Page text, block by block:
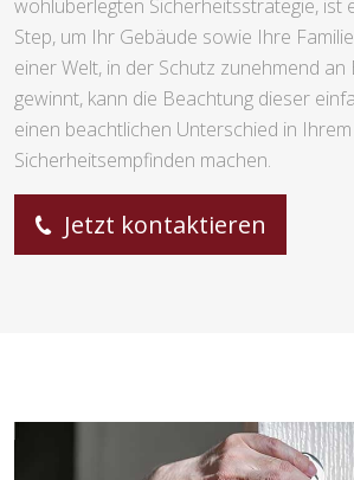
wohlüberlegten Sicherheitsstrategie, ist
Step, um Ihr Gebäude sowie Ihre
einer Welt, in der Schutz zunehmend
gewinnt, kann die Beachtung dieser
einen beachtlichen Unterschied in
Sicherheitsempfinden machen.
Jetzt kontaktieren